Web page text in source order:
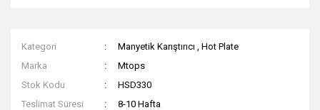
Kategori Manyetik Karıştırıcı ,Hot Plate
Marka
Mtops
Stok Kodu
HSD330
Teslimat Süresi
8-10 Hafta